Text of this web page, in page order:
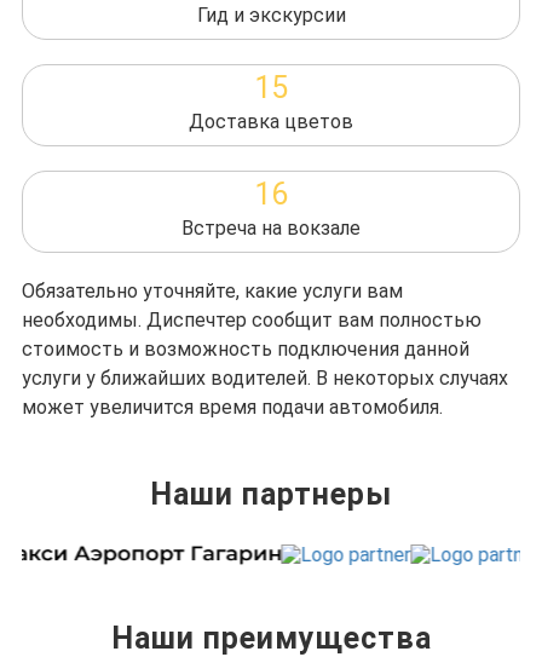
Гид и экскурсии
15
Доставка цветов
16
Встреча на вокзале
Обязательно уточняйте, какие услуги вам
необходимы. Диспечтер сообщит вам полностью
стоимость и возможность подключения данной
услуги у ближайших водителей. В некоторых случаях
может увеличится время подачи автомобиля.
Наши партнеры
Наши преимущества